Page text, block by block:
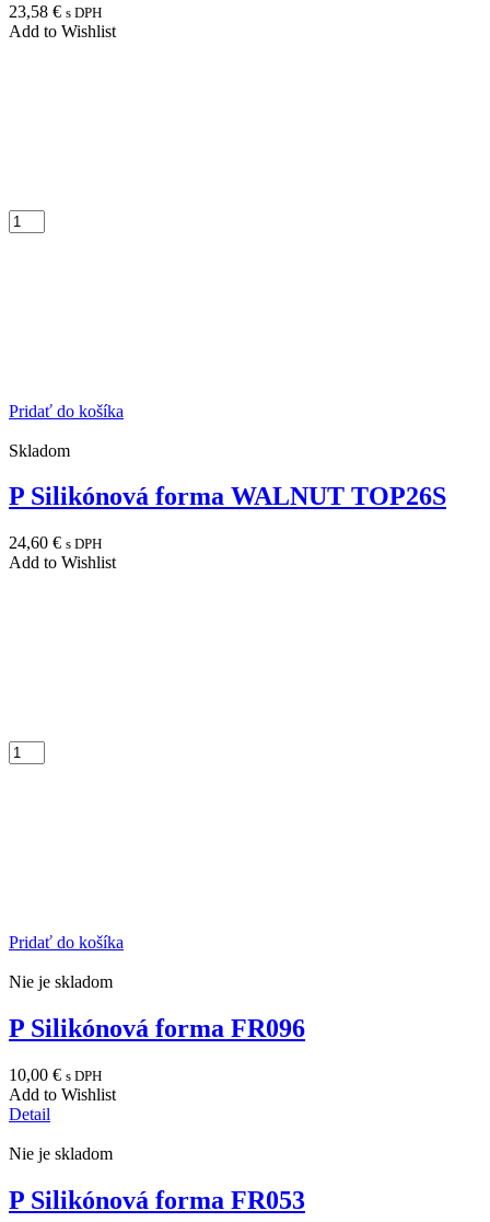
23,58 € s DPH
Add to Wishlist
Pridať do košíka
Skladom
P Silikónová forma WALNUT TOP26S
24,60 € s DPH
Add to Wishlist
Pridať do košíka
Nie je skladom
P Silikónová forma FR096
10,00 € s DPH
Add to Wishlist
Detail
Nie je skladom
P Silikónová forma FR053